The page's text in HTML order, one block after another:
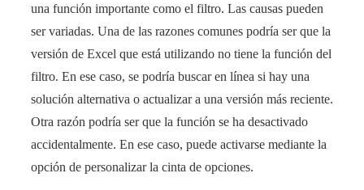
una función importante como el filtro. Las causas pueden
ser variadas. Una de las razones comunes podría ser que la
versión de Excel que está utilizando no tiene la función del
filtro. En ese caso, se podría buscar en línea si hay una
solución alternativa o actualizar a una versión más reciente.
Otra razón podría ser que la función se ha desactivado
accidentalmente. En ese caso, puede activarse mediante la
opción de personalizar la cinta de opciones.